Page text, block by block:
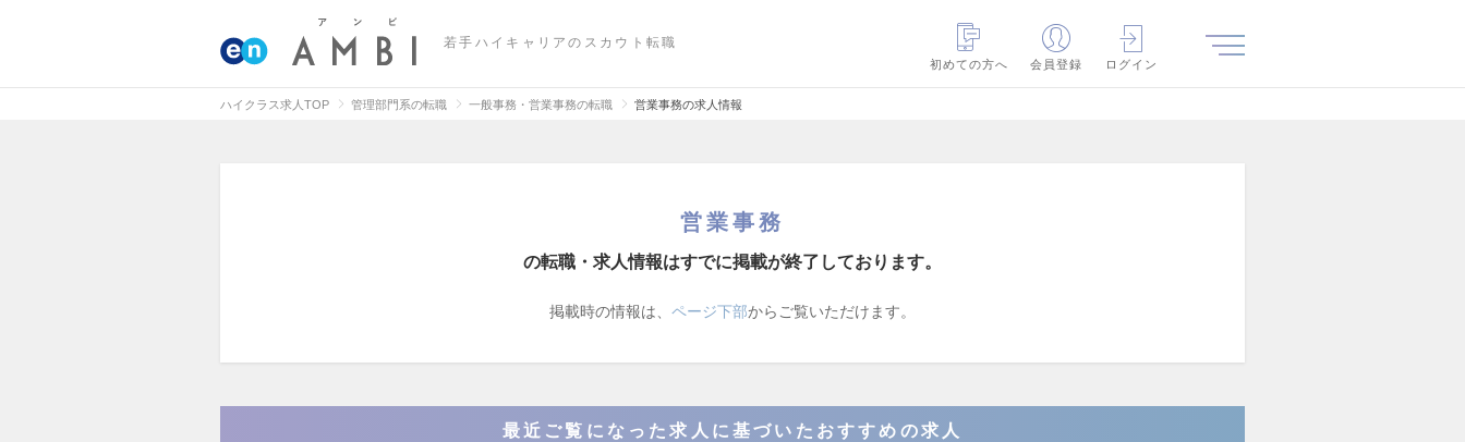
若手ハイキャリアのスカウト転職
初めての方へ
会員登録 ログイン
ハイクラス求人TOP 管理部門系の転職 一般事務・営業事務の転職 営業事務の求人情報
営業事務
の転職・求人情報はすでに掲載が終了しております。
掲載時の情報は、 ページ下部からご覧いただけます。
最近ご覧になった求人に基づいたおすすめの求人